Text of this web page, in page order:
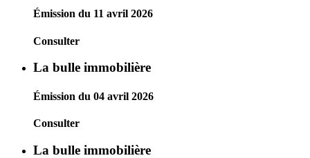
Émission du 11 avril 2026
Consulter
La bulle immobilière
Émission du 04 avril 2026
Consulter
La bulle immobilière